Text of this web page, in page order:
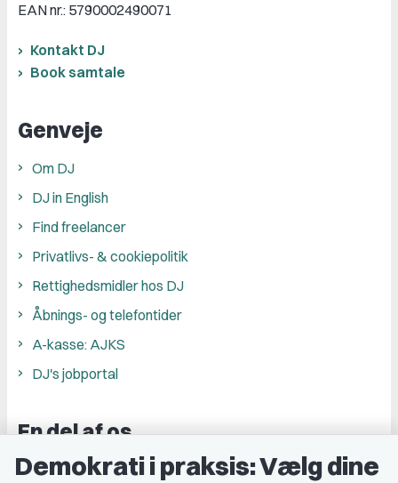
EAN nr.: 5790002490071
Kontakt DJ
Book samtale
Genveje
Om DJ
DJ in English
Find freelancer
Privatlivs- & cookiepolitik
Rettighedsmidler hos DJ
Åbnings- og telefontider
A-kasse: AJKS
DJ's jobportal
En del af os
Grupper og kredse
Demokrati i praksis: Vælg dine